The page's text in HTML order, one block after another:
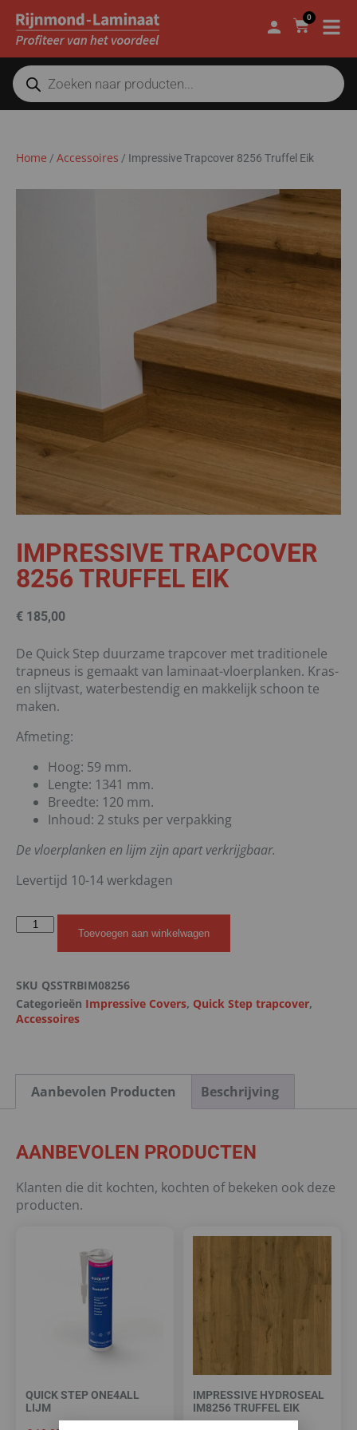
0
Home / Accessoires / Impressive Trapcover 8256 Truffel Eik
IMPRESSIVE TRAPCOVER
8256 TRUFFEL EIK
€ 185,00
De Quick Step duurzame trapcover met traditionele
trapneus is gemaakt van laminaat-vloerplanken. Kras-
en slijtvast, waterbestendig en makkelijk schoon te
maken.
Afmeting:
Hoog: 59 mm.
Lengte: 1341 mm.
Breedte: 120 mm.
Inhoud: 2 stuks per verpakking
De vloerplanken en lijm zijn apart verkrijgbaar.
Levertijd 10-14 werkdagen
Toevoegen aan winkelwagen
SKU QSSTRBIM08256
Categorieën Impressive Covers, Quick Step trapcover,
Accessoires
Aanbevolen Producten Beschrijving
AANBEVOLEN PRODUCTEN
Klanten die dit kochten, kochten of bekeken ook deze
producten.
QUICK STEP ONE4ALL
LIJM
IMPRESSIVE HYDROSEAL
IM8256 TRUFFEL EIK